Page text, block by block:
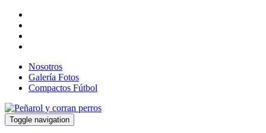
Nosotros
Galería Fotos
Compactos Fútbol
Toggle navigation